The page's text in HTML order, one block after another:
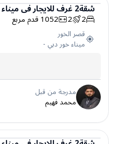
شقة
شقة2غرفللايجارفي
2
2
1052قدم مربع
قصر الخور
ميناء خور دبي -
مدرجة من قبل
محمد فهيم